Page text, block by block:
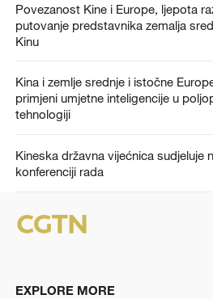
Povezanost Kine i Europe, ljepota
putovanje predstavnika zemalja
Kinu
Kina i zemlje srednje i istočne
primjeni umjetne inteligencije u
tehnologiji
Kineska državna vijećnica sudjeluje
konferenciji rada
EXPLORE MORE